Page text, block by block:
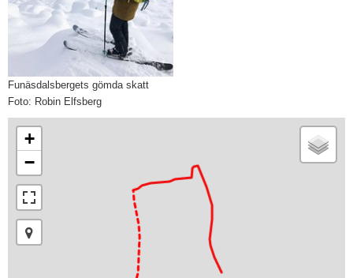
Funäsdalsbergets gömda skatt
Foto: Robin Elfsberg
+
−